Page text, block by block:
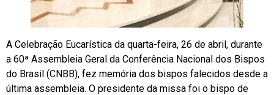
A Celebração Eucarística da quarta-feira, 26 de abril, durante
a 60ª Assembleia Geral da Conferência Nacional dos Bispos
do Brasil (CNBB), fez memória dos bispos falecidos desde a
última assembleia. O presidente da missa foi o bispo de